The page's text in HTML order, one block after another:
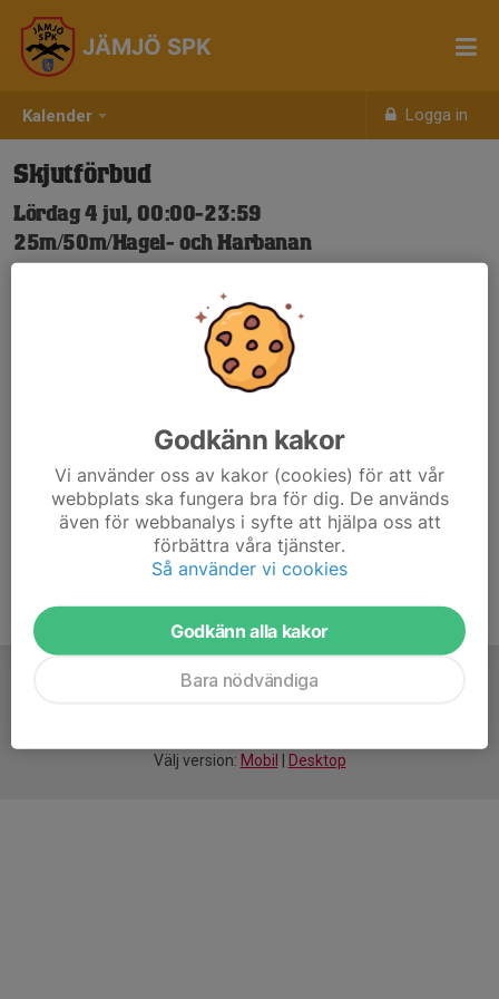
Kalender Logga in
JÄMJÖ SPK
Skjutförbud
Lördag 4 jul, 00:00-23:59
25m/50m/Hagel- och Harbanan
Nya Skjuttider-igen.pdf
Välj version: Mobil Desktop
Godkänn kakor
Vi använder oss av kakor (cookies) för att vår
webbplats ska fungera bra för dig. De används
även för webbanalys i syfte att hjälpa oss att
förbättra våra tjänster.
Så använder vi cookies
Godkänn alla kakor
Bara nödvändiga